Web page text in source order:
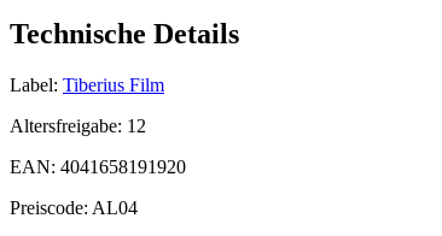
Technische Details
Label: Tiberius Film
Altersfreigabe: 12
EAN: 4041658191920
Preiscode: AL04